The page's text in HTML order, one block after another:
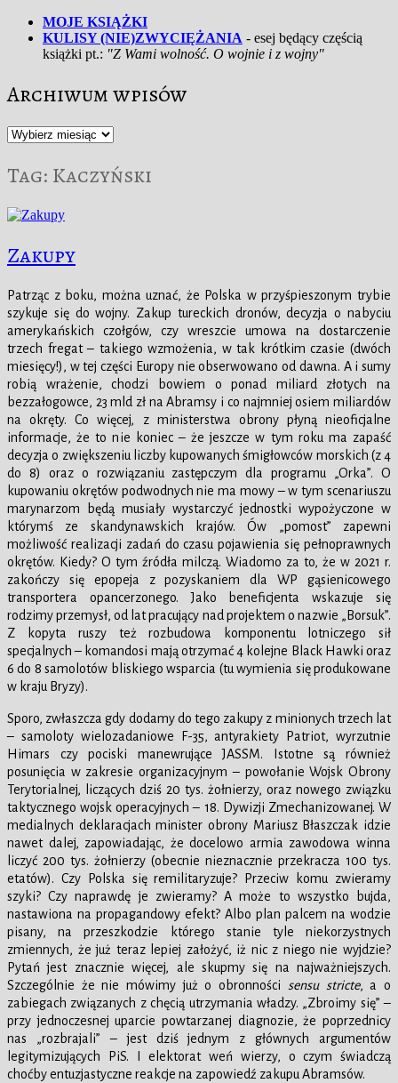
MOJE KSIĄŻKI
KULISY (NIE)ZWYCIĘŻANIA - esej będący częścią
książki pt.: "Z Wami wolność. O wojnie i z wojny"
Archiwum wpisów
Archiwum
Tag: Kaczyński
Zakupy
Patrząc z boku, można uznać, że Polska w przyśpieszonym trybie
szykuje się do wojny. Zakup tureckich dronów, decyzja o nabyciu
amerykańskich czołgów, czy wreszcie umowa na dostarczenie
trzech fregat – takiego wzmożenia, w tak krótkim czasie (dwóch
miesięcy!), w tej części Europy nie obserwowano od dawna. A i sumy
robią wrażenie, chodzi bowiem o ponad miliard złotych na
bezzałogowce, 23 mld zł na Abramsy i co najmniej osiem miliardów
na okręty. Co więcej, z ministerstwa obrony płyną nieoficjalne
informacje, że to nie koniec – że jeszcze w tym roku ma zapaść
decyzja o zwiększeniu liczby kupowanych śmigłowców morskich (z 4
do 8) oraz o rozwiązaniu zastępczym dla programu „Orka”. O
kupowaniu okrętów podwodnych nie ma mowy – w tym scenariuszu
marynarzom będą musiały wystarczyć jednostki wypożyczone w
którymś ze skandynawskich krajów. Ów „pomost” zapewni
możliwość realizacji zadań do czasu pojawienia się pełnoprawnych
okrętów. Kiedy? O tym źródła milczą. Wiadomo za to, że w 2021 r.
zakończy się epopeja z pozyskaniem dla WP gąsienicowego
transportera opancerzonego. Jako beneficjenta wskazuje się
rodzimy przemysł, od lat pracujący nad projektem o nazwie „Borsuk”.
Z kopyta ruszy też rozbudowa komponentu lotniczego sił
specjalnych – komandosi mają otrzymać 4 kolejne Black Hawki oraz
6 do 8 samolotów bliskiego wsparcia (tu wymienia się produkowane
w kraju Bryzy).
Sporo, zwłaszcza gdy dodamy do tego zakupy z minionych trzech lat
– samoloty wielozadaniowe F-35, antyrakiety Patriot, wyrzutnie
Himars czy pociski manewrujące JASSM. Istotne są również
posunięcia w zakresie organizacyjnym – powołanie Wojsk Obrony
Terytorialnej, liczących dziś 20 tys. żołnierzy, oraz nowego związku
taktycznego wojsk operacyjnych – 18. Dywizji Zmechanizowanej. W
medialnych deklaracjach minister obrony Mariusz Błaszczak idzie
nawet dalej, zapowiadając, że docelowo armia zawodowa winna
liczyć 200 tys. żołnierzy (obecnie nieznacznie przekracza 100 tys.
etatów). Czy Polska się remilitaryzuje? Przeciw komu zwieramy
szyki? Czy naprawdę je zwieramy? A może to wszystko bujda,
nastawiona na propagandowy efekt? Albo plan palcem na wodzie
pisany, na przeszkodzie którego stanie tyle niekorzystnych
zmiennych, że już teraz lepiej założyć, iż nic z niego nie wyjdzie?
Pytań jest znacznie więcej, ale skupmy się na najważniejszych.
Szczególnie że nie mówimy już o obronności sensu stricte, a o
zabiegach związanych z chęcią utrzymania władzy. „Zbroimy się” –
przy jednoczesnej uparcie powtarzanej diagnozie, że poprzednicy
nas „rozbrajali” – jest dziś jednym z głównych argumentów
legitymizujących PiS. I elektorat weń wierzy, o czym świadczą
choćby entuzjastyczne reakcje na zapowiedź zakupu Abramsów.